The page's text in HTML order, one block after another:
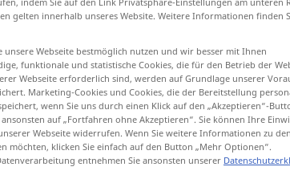
gelten innerhalb unseres Website. Weitere Informationen finden
unsere Webseite bestmöglich nutzen und wir besser mit Ihnen
funktionale und statistische Cookies, die für den Betrieb der
Webseite erforderlich sind, werden auf Grundlage unserer
Marketing-Cookies und Cookies, die der Bereitstellung
wenn Sie uns durch einen Klick auf den „Akzeptieren“-
auf „Fortfahren ohne Akzeptieren“. Sie können Ihre
Webseite widerrufen. Wenn Sie weitere Informationen zu
möchten, klicken Sie einfach auf den Button „Mehr Optionen“.
entnehmen Sie ansonsten unserer